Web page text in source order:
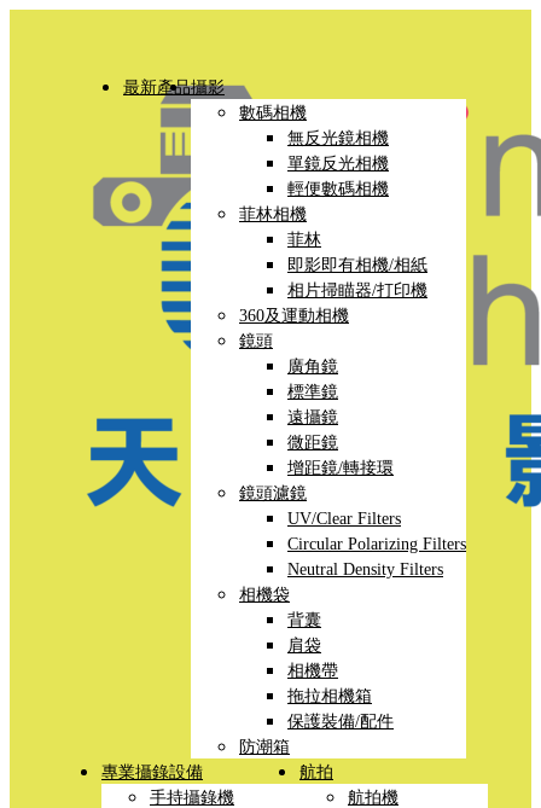
最新產品攝影
數碼相機
無反光鏡相機
單鏡反光相機
輕便數碼相機
菲林相機
菲林
即影即有相機/相紙
相片掃瞄器/打印機
360及運動相機
鏡頭
廣角鏡
標準鏡
遠攝鏡
微距鏡
增距鏡/轉接環
鏡頭濾鏡
UV/Clear Filters
Circular Polarizing Filters
Neutral Density Filters
相機袋
背囊
肩袋
相機帶
拖拉相機箱
保護裝備/配件
防潮箱
專業攝錄設備
手持攝錄機
航拍
航拍機